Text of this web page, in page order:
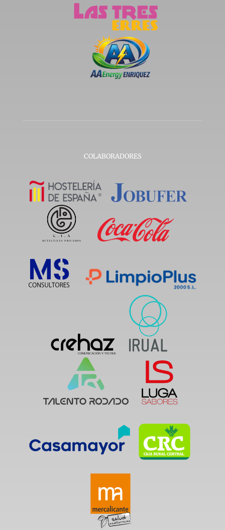
COLABORADORES